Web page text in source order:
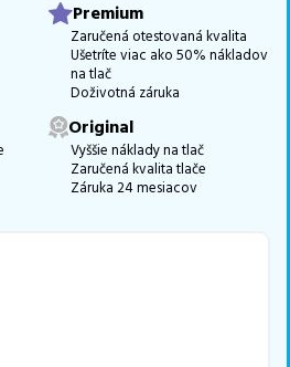
Najlacnejší produkt
dôležitú úlohu aj dostupnosť. Preto
máme k tejto tlačiarni
je
31 z nich ihneď k expedícii.
riešenie je pre vaše potreby
alebo telefonicky. Sme tu, aby
riešenie.
Premium
Zaručená otestovaná kvalita
Ušetríte viac ako 50% nákladov
na tlač
Doživotná záruka
Original
Vyššie náklady na tlač
Zaručená kvalita tlače
Záruka 24 mesiacov